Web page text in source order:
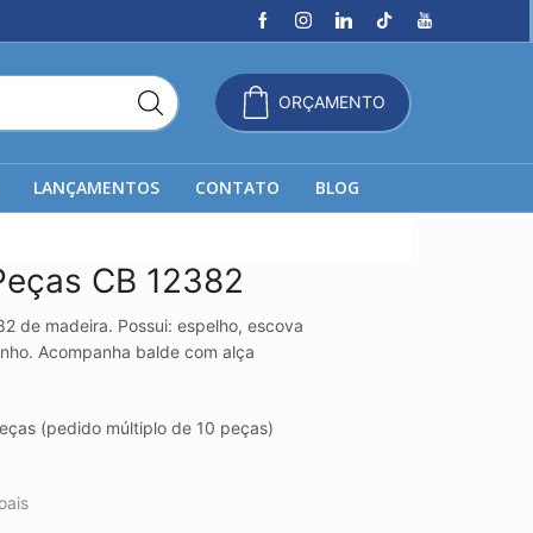
ORÇAMENTO
LANÇAMENTOS CONTATO BLOG
CB 12382
de madeira. Possui: espelho, escova
Acompanha balde com alça
(pedido múltiplo de 10 peças)